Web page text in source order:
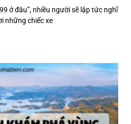
ở đâu”, nhiều người sẽ lập tức nghĩ
những chiếc xe